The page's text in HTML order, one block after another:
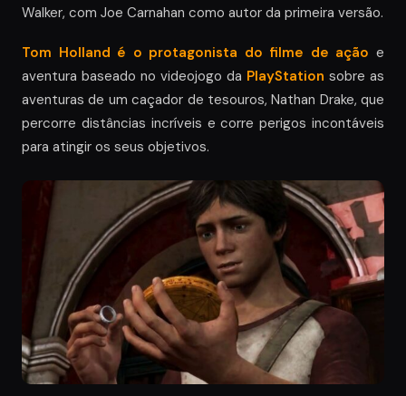
Walker, com Joe Carnahan como autor da primeira versão.
Tom Holland é o protagonista do filme de ação e
aventura baseado no videojogo da PlayStation sobre as
aventuras de um caçador de tesouros, Nathan Drake, que
percorre distâncias incríveis e corre perigos incontáveis
para atingir os seus objetivos.